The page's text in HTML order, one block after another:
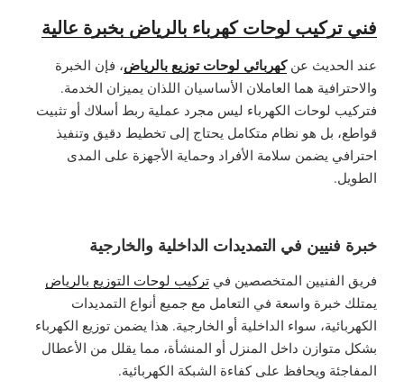
فني تركيب لوحات كهرباء بالرياض بخبرة عالية
عند الحديث عنكهربائي لوحات توزيع بالرياض، فإن الخبرة
والاحترافية هما العاملان الأساسيان اللذان يميزان الخدمة.
فتركيب لوحات الكهرباء ليس مجرد عملية ربط أسلاك أو تثبيت
قواطع، بل هو نظام متكامل يحتاج إلى تخطيط دقيق وتنفيذ
احترافي يضمن سلامة الأفراد وحماية الأجهزة على المدى
الطويل.
خبرة فنيين في التمديدات الداخلية والخارجية
فريق الفنيين المتخصصين في تركيب لوحات التوزيع بالرياض
يمتلك خبرة واسعة في التعامل مع جميع أنواع التمديدات
الكهربائية، سواء الداخلية أو الخارجية. هذا يضمن توزيع الكهرباء
بشكل متوازن داخل المنزل أو المنشأة، مما يقلل من الأعطال
المفاجئة ويحافظ على كفاءة الشبكة الكهربائية.